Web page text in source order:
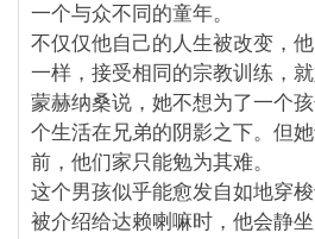
一个与众不同的童年。
不仅仅他自己的人生被改变，
一样，接受相同的宗教训练，
蒙赫纳桑说，她不想为了一个
个生活在兄弟的阴影之下。但
前，他们家只能勉为其难。
这个男孩似乎能愈发自如地穿
被介绍给达赖喇嘛时，他会静